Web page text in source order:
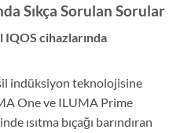
Sıkça Sorulan Sorular
IQOS cihazlarında
indüksiyon teknolojisine
One ve ILUMA Prime
ısıtma bıçağı barındıran